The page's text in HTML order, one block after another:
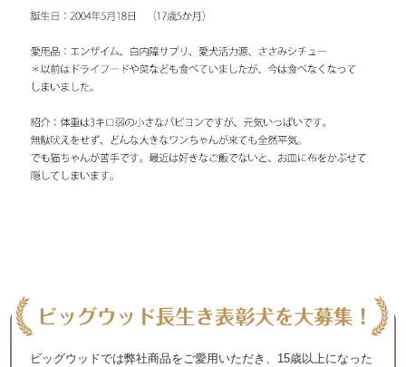
ビッグウッドでは弊社商品をご愛用いただき、15歳以上になった